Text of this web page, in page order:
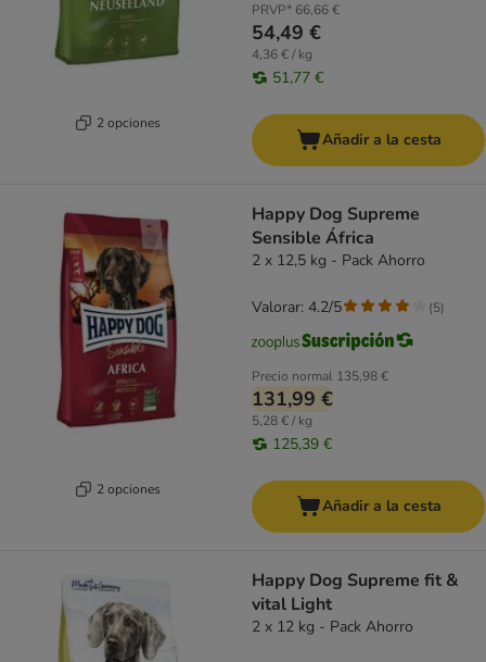
2 opciones
PRVP* 66,66 €
54,49 €
4,36 € / kg
51,77 €
Añadir a la cesta
2 opciones
Happy Dog Supreme
Sensible África
2 x 12,5 kg - Pack Ahorro
Precio normal 135,98 €
131,99 €
5,28 € / kg
125,39 €
Valorar: 4.2/5 (5)
Añadir a la cesta
Happy Dog Supreme fit &
vital Light
2 x 12 kg - Pack Ahorro